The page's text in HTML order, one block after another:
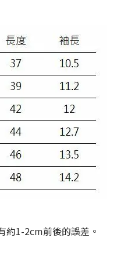
約1-2cm前後的誤差。